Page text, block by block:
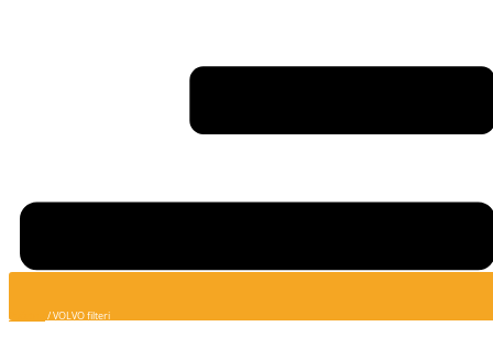
Početna / VOLVO filteri